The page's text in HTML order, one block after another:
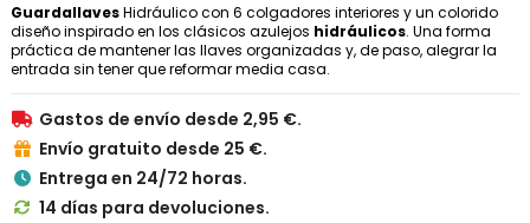
GuardallavesHidráulico con 6 colgadores interiores y un colorido
diseño inspirado en los clásicos azulejos hidráulicos. Una forma
práctica de mantener las llaves organizadas y, de paso, alegrar la
entrada sin tener que reformar media casa.
 Gastos de envío desde 2,95 €.
 Envío gratuito desde 25 €.
 Entrega en 24/72 horas.
 14 días para devoluciones.